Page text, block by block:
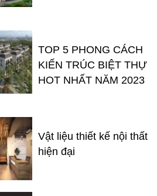
TOP 5 PHONG CÁCH
KIẾN TRÚC BIỆT THỰ
HOT NHẤT NĂM 2023
Vật liệu thiết kế nội thất
hiện đại